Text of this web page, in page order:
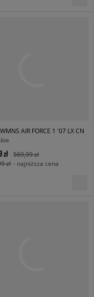
AIR FORCE 1 '07 LX CN
zł
569,99 zł
zł - najniższa cena